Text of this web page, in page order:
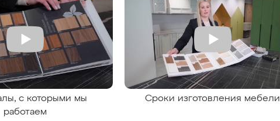
с которыми мы
работаем
Сроки изготовления мебели